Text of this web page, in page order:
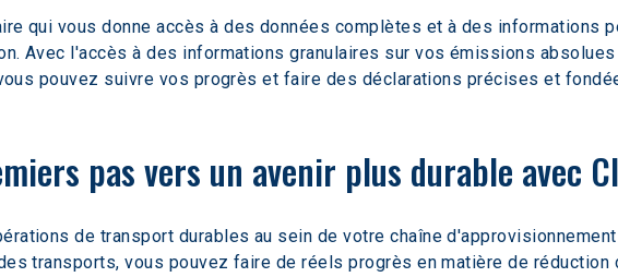
qui vous donne accès à des données complètes et à des informations
Avec l'accès à des informations granulaires sur vos émissions
pouvez suivre vos progrès et faire des déclarations précises et
pas vers un avenir plus durable avec
de transport durables au sein de votre chaîne
transports, vous pouvez faire de réels progrès en matière de